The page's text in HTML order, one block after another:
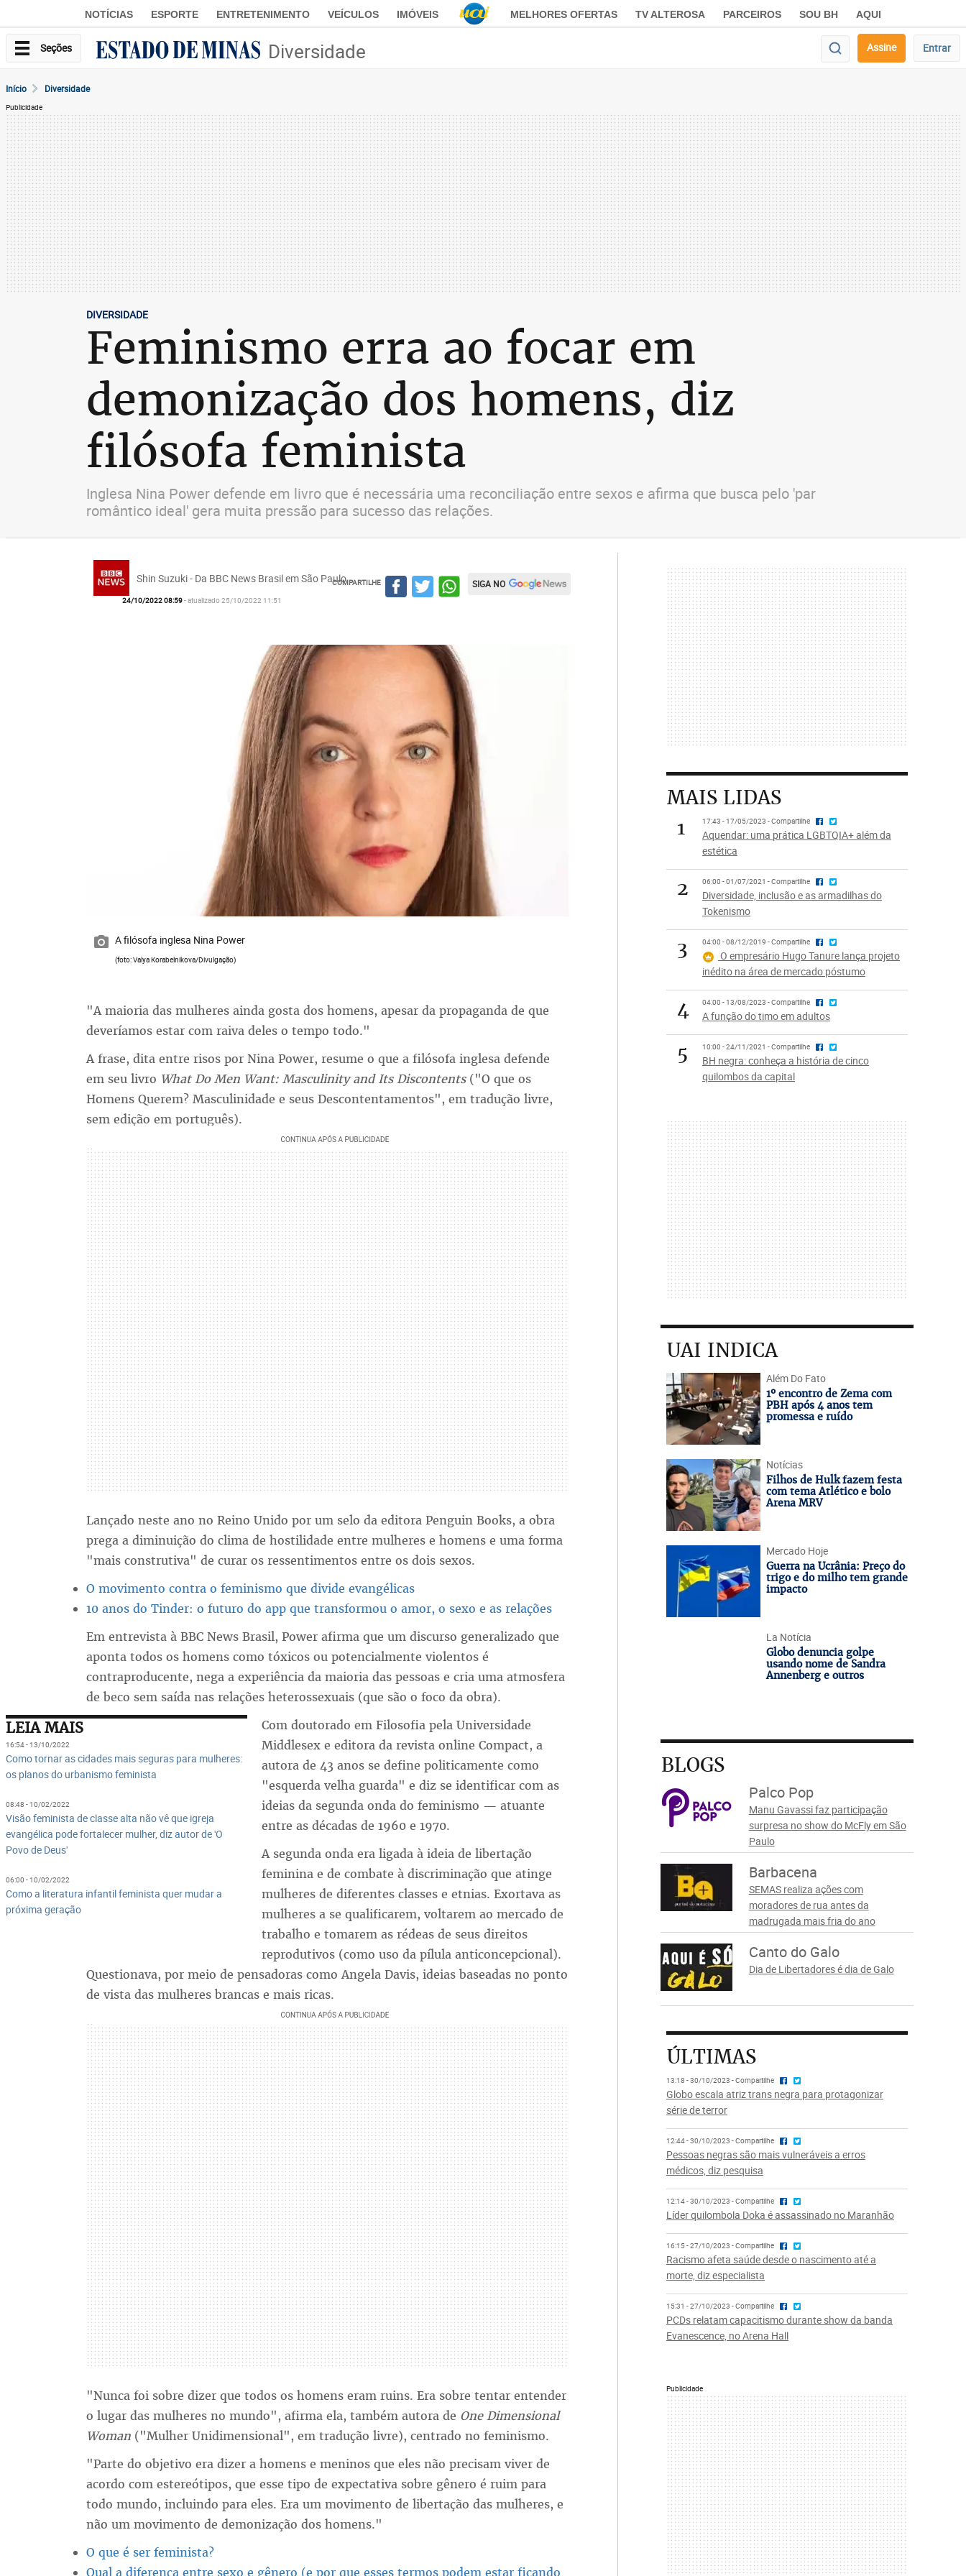
NOTÍCIAS ESPORTE ENTRETENIMENTO VEÍCULOS IMÓVEIS MELHORES OFERTAS TV ALTEROSA PARCEIROS SOU BH AQUI
Seções Diversidade Assine Entrar
Início Diversidade
Publicidade
DIVERSIDADE
Feminismo erra ao focar em
demonização dos homens, diz
filósofa feminista
Inglesa Nina Power defende em livro que é necessária uma reconciliação entre sexos e afirma que busca pelo 'par
romântico ideal' gera muita pressão para sucesso das relações.
Shin Suzuki - Da BBC News Brasil em São Paulo
24/10/2022 08:59- atualizado 25/10/2022 11:51
COMPARTILHE SIGA NO
A filósofa inglesa Nina Power
(foto: Valya Korabelnikova/Divulgação)
"A maioria das mulheres ainda gosta dos homens, apesar da propaganda de que
deveríamos estar com raiva deles o tempo todo."
A frase, dita entre risos por Nina Power, resume o que a filósofa inglesa defende
em seu livro What Do Men Want: Masculinity and Its Discontents("O que os
Homens Querem? Masculinidade e seus Descontentamentos", em tradução livre,
sem edição em português).
Lançado neste ano no Reino Unido por um selo da editora Penguin Books, a obra
prega a diminuição do clima de hostilidade entre mulheres e homens e uma forma
"mais construtiva" de curar os ressentimentos entre os dois sexos.
O movimento contra o feminismo que divide evangélicas
10 anos do Tinder: o futuro do app que transformou o amor, o sexo e as relações
Em entrevista à BBC News Brasil, Power afirma que um discurso generalizado que
aponta todos os homens como tóxicos ou potencialmente violentos é
contraproducente, nega a experiência da maioria das pessoas e cria uma atmosfera
de beco sem saída nas relações heterossexuais (que são o foco da obra).
LEIA MAIS
16:54 - 13/10/2022
Como tornar as cidades mais seguras para mulheres:
os planos do urbanismo feminista
08:48 - 10/02/2022
Visão feminista de classe alta não vê que igreja
evangélica pode fortalecer mulher, diz autor de 'O
Povo de Deus'
06:00 - 10/02/2022
Como a literatura infantil feminista quer mudar a
próxima geração
Com doutorado em Filosofia pela Universidade
Middlesex e editora da revista online Compact, a
autora de 43 anos se define politicamente como
"esquerda velha guarda" e diz se identificar com as
ideias da segunda onda do feminismo — atuante
entre as décadas de 1960 e 1970.
A segunda onda era ligada à ideia de libertação
feminina e de combate à discriminação que atinge
mulheres de diferentes classes e etnias. Exortava as
mulheres a se qualificarem, voltarem ao mercado de
trabalho e tomarem as rédeas de seus direitos
reprodutivos (como uso da pílula anticoncepcional).
Questionava, por meio de pensadoras como Angela Davis, ideias baseadas no ponto
de vista das mulheres brancas e mais ricas.
"Nunca foi sobre dizer que todos os homens eram ruins. Era sobre tentar entender
o lugar das mulheres no mundo", afirma ela, também autora de One Dimensional
Woman ("Mulher Unidimensional", em tradução livre), centrado no feminismo.
"Parte do objetivo era dizer a homens e meninos que eles não precisam viver de
acordo com estereótipos, que esse tipo de expectativa sobre gênero é ruim para
todo mundo, incluindo para eles. Era um movimento de libertação das mulheres, e
não um movimento de demonização dos homens."
O que é ser feminista?
Qual a diferença entre sexo e gênero (e por que esses termos podem estar ficando
MAIS LIDAS
1
17:43 - 17/05/2023 - Compartilhe
Aquendar: uma prática LGBTQIA+ além da
estética
2 06:00 - 01/07/2021 - Compartilhe
Diversidade, inclusão e as armadilhas do
Tokenismo
3 04:00 - 08/12/2019 - Compartilhe
O empresário Hugo Tanure lança projeto
inédito na área de mercado póstumo
4 04:00 - 13/08/2023 - Compartilhe
A função do timo em adultos
5 10:00 - 24/11/2021 - Compartilhe
BH negra: conheça a história de cinco
quilombos da capital
UAI INDICA
Além Do Fato
1º encontro de Zema com
PBH após 4 anos tem
promessa e ruído
Notícias
Filhos de Hulk fazem festa
com tema Atlético e bolo
Arena MRV
Mercado Hoje
Guerra na Ucrânia: Preço do
trigo e do milho tem grande
impacto
La Notícia
Globo denuncia golpe
usando nome de Sandra
Annenberg e outros
BLOGS
Palco Pop
Manu Gavassi faz participação
surpresa no show do McFly em São
Paulo
Barbacena
SEMAS realiza ações com
moradores de rua antes da
madrugada mais fria do ano
Canto do Galo
Dia de Libertadores é dia de Galo
ÚLTIMAS
13:18 - 30/10/2023 - Compartilhe
Globo escala atriz trans negra para protagonizar
série de terror
12:44 - 30/10/2023 - Compartilhe
Pessoas negras são mais vulneráveis a erros
médicos, diz pesquisa
12:14 - 30/10/2023 - Compartilhe
Líder quilombola Doka é assassinado no Maranhão
16:15 - 27/10/2023 - Compartilhe
Racismo afeta saúde desde o nascimento até a
morte, diz especialista
15:31 - 27/10/2023 - Compartilhe
PCDs relatam capacitismo durante show da banda
Evanescence, no Arena Hall
Publicidade